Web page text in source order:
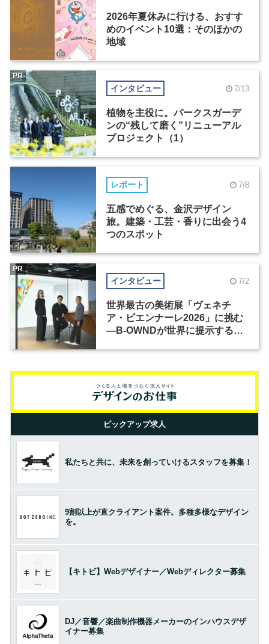
2026年夏休みに行ける、おすす
めのイベント10選：そのほかの
地域
インタビュー 7/13
植物を主役に。パークスガーデ
ンの“残して磨く”リニューアル
プロジェクト（1）
PR
レポート 7/8
五感でめぐる、金沢デザイン
旅。建築・工芸・香りに出会う4
つのスポット
インタビュー 7/2
世界最古の美術展「ヴェネチ
ア・ビエンナーレ2026」に挑む
―B-OWNDが世界に提示する美
PR
ピックアップ求人
私たちと共に、未来を創っていけるスタッフを募集！
9割以上が直クライアント案件。多種多様なデザイン
を。
【キトビ】Webデザイナー／Webディレクター募集
DJ／音響／楽曲制作機器メーカーのインハウスデザ
イナー募集